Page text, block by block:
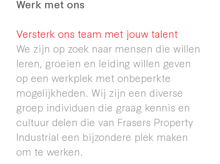
Werk met ons
Versterk ons team met jouw talent
We zijn op zoek naar mensen die willen
leren, groeien en leiding willen geven
op een werkplek met onbeperkte
mogelijkheden. Wij zijn een diverse
groep individuen die graag kennis en
cultuur delen die van Frasers Property
Industrial een bijzondere plek maken
om te werken.